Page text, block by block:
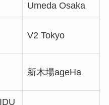
Umeda Osaka
V2 Tokyo
新木場ageHa